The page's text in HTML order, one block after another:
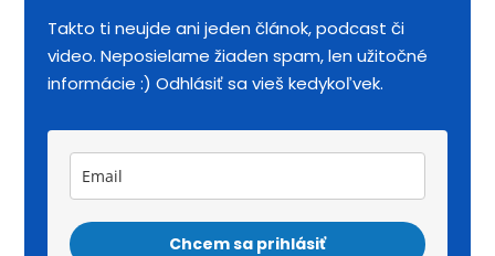
Takto ti neujde ani jeden článok, podcast či
video. Neposielame žiaden spam, len užitočné
informácie :) Odhlásiť sa vieš kedykoľvek.
Chcem sa prihlásiť